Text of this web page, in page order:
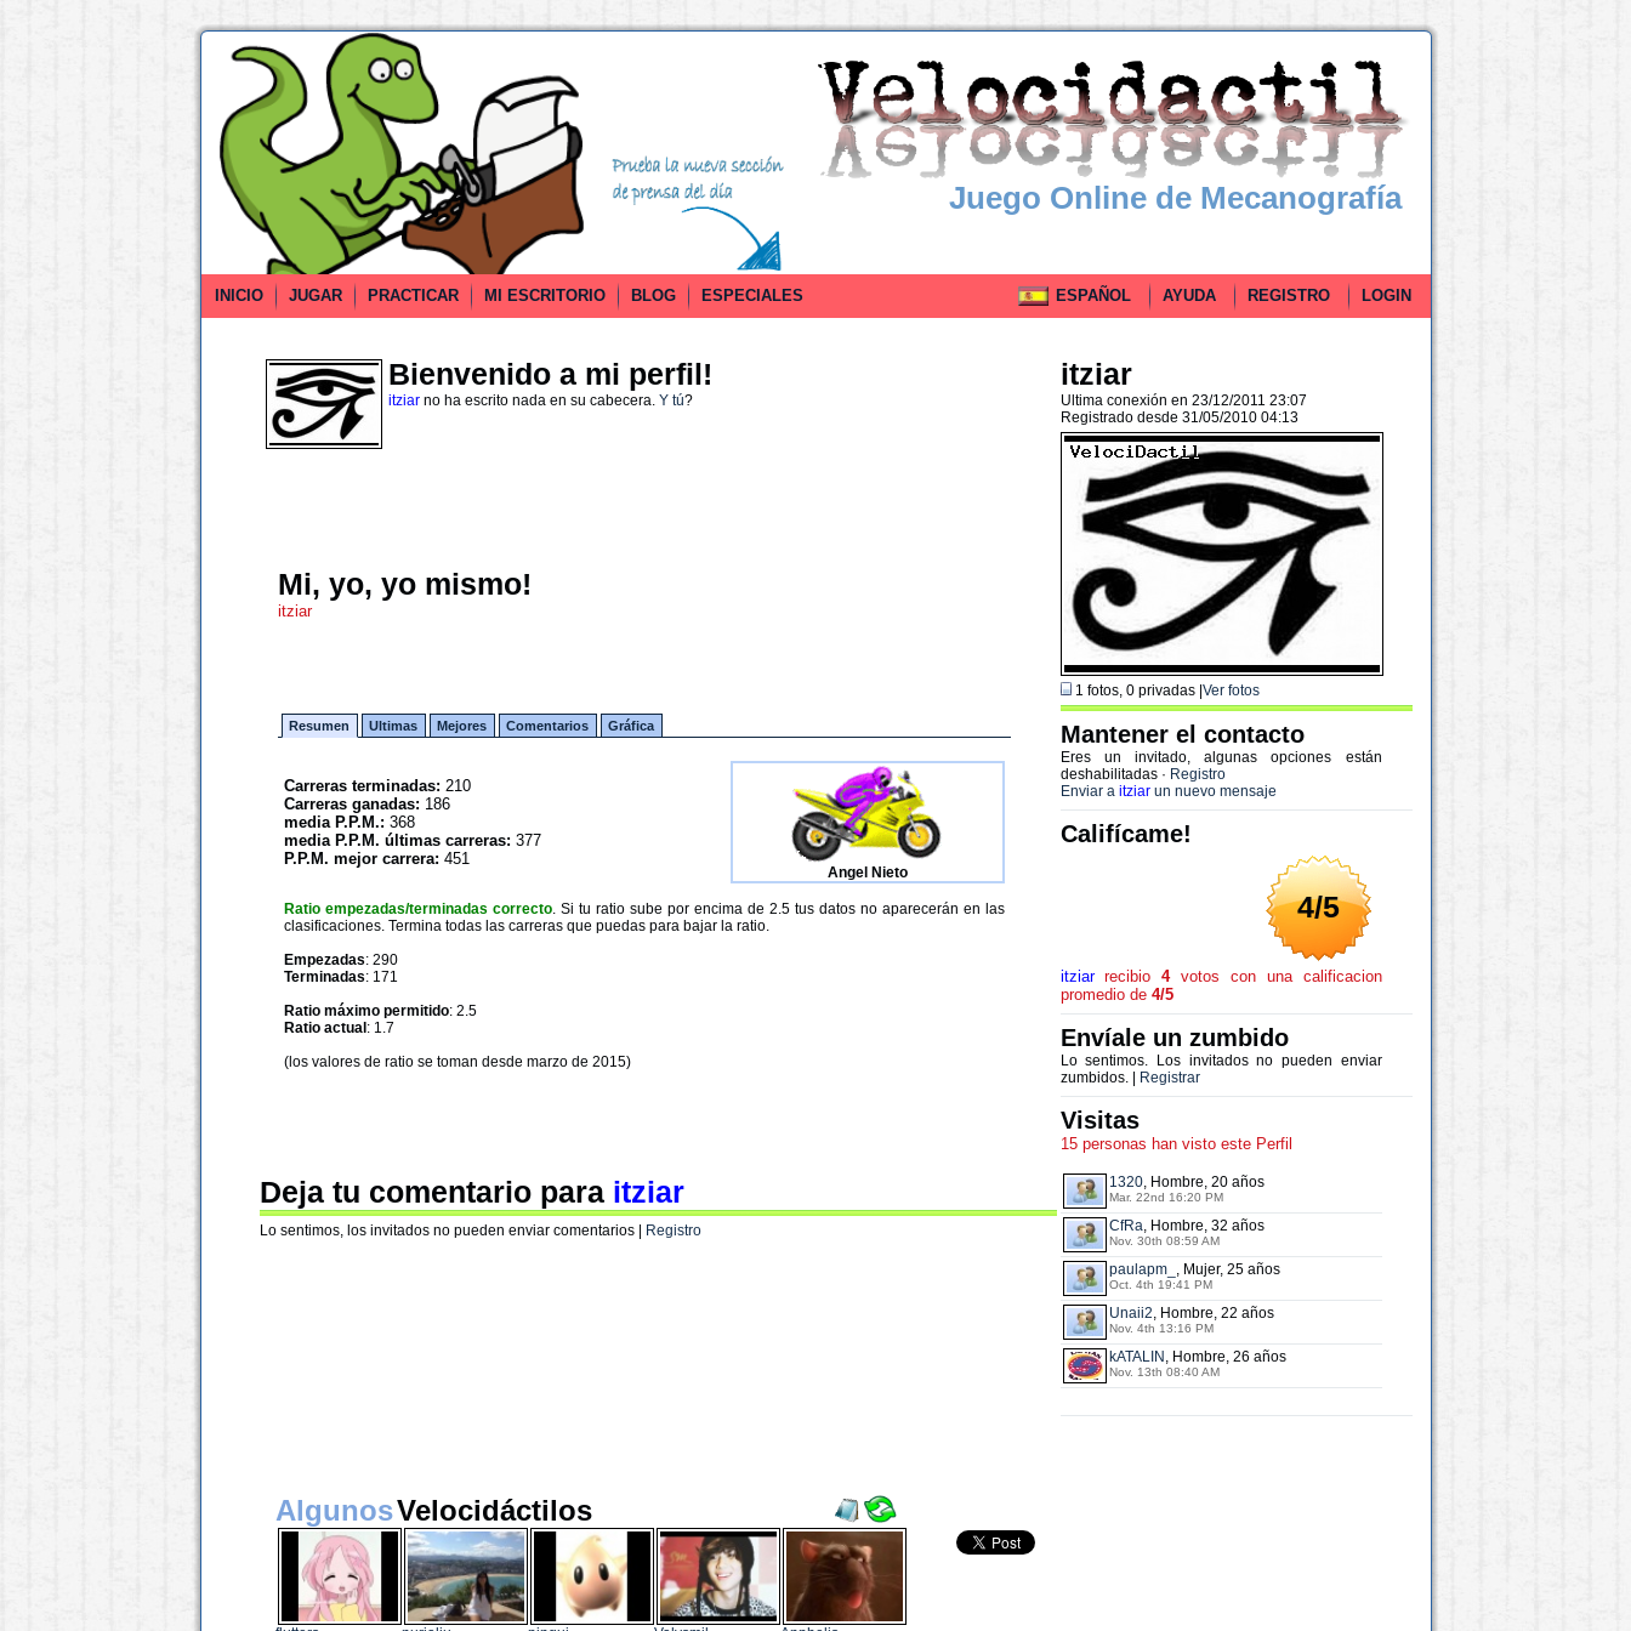
Juego Online de Mecanografía
INICIO JUGAR PRACTICAR MI ESCRITORIO BLOG ESPECIALES ESPAÑOL AYUDA REGISTRO LOGIN
Bienvenido a mi perfil!
itziarno ha escrito nada en su cabecera. Y tú?
Mi, yo, yo mismo!
itziar
Resumen Ultimas Mejores Comentarios Gráfica
Carreras terminadas: 210
Carreras ganadas: 186
media P.P.M.: 368
media P.P.M. últimas carreras: 377
P.P.M. mejor carrera: 451
Angel Nieto
Ratio empezadas/terminadas correcto. Si tu ratio sube por encima de 2.5 tus datos no aparecerán en las
clasificaciones. Termina todas las carreras que puedas para bajar la ratio.
Empezadas: 290
Terminadas: 171
Ratio máximo permitido: 2.5
Ratio actual : 1.7
(los valores de ratio se toman desde marzo de 2015)
Deja tu comentario para itziar
Lo sentimos, los invitados no pueden enviar comentarios | Registro
itziar
Ultima conexión en 23/12/2011 23:07
Registrado desde 31/05/2010 04:13
1 fotos, 0 privadas | Ver fotos
Mantener el contacto
Eres un invitado, algunas opciones están
deshabilitadas · Registro
Enviar a itziarun nuevo mensaje
Califícame!
4/5
itziarrecibio4votos con una calificacion
promedio de 4/5
Envíale un zumbido
Lo sentimos. Los invitados no pueden enviar
zumbidos. |
Registrar
Visitas
15 personas han visto este Perfil
1320, Hombre, 20 años
Mar. 22nd 16:20 PM
CfRa, Hombre, 32 años
Nov. 30th 08:59 AM
paulapm_ , Mujer, 25 años
Oct. 4th 19:41 PM
Unaii2, Hombre, 22 años
Nov. 4th 13:16 PM
kATALIN , Hombre, 26 años
Nov. 13th 08:40 AM
AlgunosVelocidáctilos